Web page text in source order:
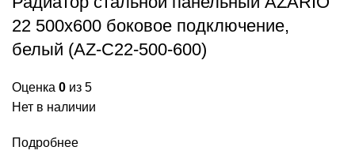
22 500х600 боковое подключение,
белый (AZ-C22-500-600)
Оценка 0 из 5
Нет в наличии
Подробнее